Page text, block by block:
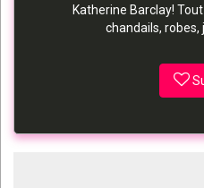
Katherine Barclay!
chandails, robes,